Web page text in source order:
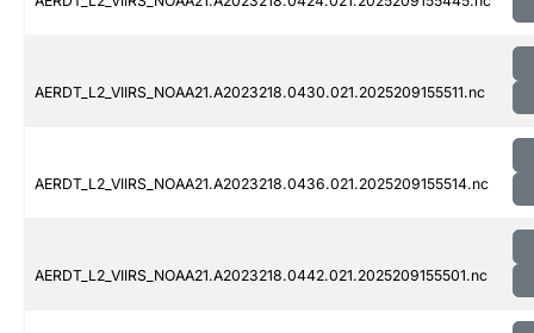
AERDT_L2_VIIRS_NOAA21.A2023218.0430.021.2025209155511.nc
AERDT_L2_VIIRS_NOAA21.A2023218.0436.021.2025209155514.nc
AERDT_L2_VIIRS_NOAA21.A2023218.0442.021.2025209155501.nc